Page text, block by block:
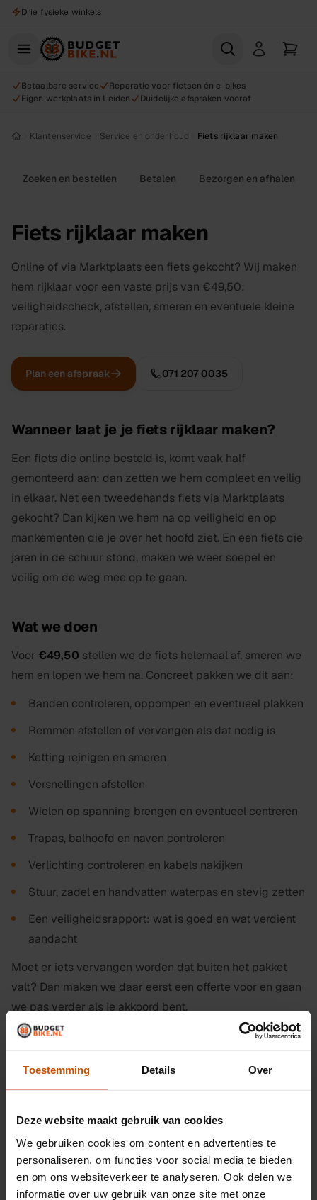
Toestemming Details Over
Deze website maakt gebruik van cookies
We gebruiken cookies om content en advertenties te
personaliseren, om functies voor social media te bieden
en om ons websiteverkeer te analyseren. Ook delen we
informatie over uw gebruik van onze site met onze
Naar hoofdinhoud
Drie fysieke winkels
Betaalbare service
Reparatie voor fietsen én e-bikes
Eigen werkplaats in Leiden
Duidelijke afspraken vooraf
Klantenservice Service en onderhoud Fiets rijklaar maken
Zoeken en bestellen Betalen Bezorgen en afhalen
Fiets rijklaar maken
Online of via Marktplaats een fiets gekocht? Wij maken
hem rijklaar voor een vaste prijs van €49,50:
veiligheidscheck, afstellen, smeren en eventuele kleine
reparaties.
Plan een afspraak 071 207 0035
Wanneer laat je je fiets rijklaar maken?
Een fiets die online besteld is, komt vaak half
gemonteerd aan: dan zetten we hem compleet en veilig
in elkaar. Net een tweedehands fiets via Marktplaats
gekocht? Dan kijken we hem na op veiligheid en op
mankementen die je over het hoofd ziet. En een fiets die
jaren in de schuur stond, maken we weer soepel en
veilig om de weg mee op te gaan.
Wat we doen
Voor €49,50 stellen we de fiets helemaal af, smeren we
hem en lopen we hem na. Concreet pakken we dit aan:
Banden controleren, oppompen en eventueel plakken
Remmen afstellen of vervangen als dat nodig is
Ketting reinigen en smeren
Versnellingen afstellen
Wielen op spanning brengen en eventueel centreren
Trapas, balhoofd en naven controleren
Verlichting controleren en kabels nakijken
Stuur, zadel en handvatten waterpas en stevig zetten
Een veiligheidsrapport: wat is goed en wat verdient
aandacht
Moet er iets vervangen worden dat buiten het pakket
valt? Dan maken we daar eerst een offerte voor en gaan
we pas verder als je akkoord bent.
Onze monteur kijkt meteen of er extra reparaties nodig
zijn en wat die kosten. Daarna gaan we aan de slag; van
inname tot ophalen duurt het meestal één tot twee
werkdagen. Je krijgt een sms zodra je fiets klaarstaat.